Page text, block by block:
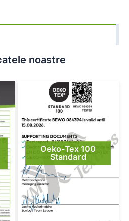
noastre
Oeko-Tex 100
Standard